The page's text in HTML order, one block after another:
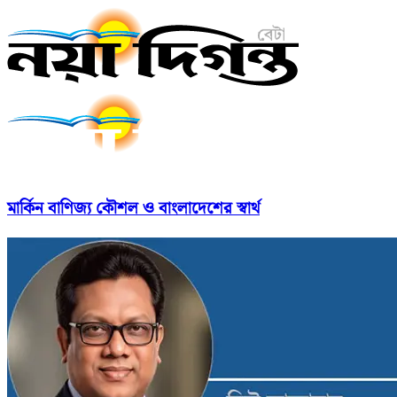
মার্কিন বাণিজ্য কৌশল ও বাংলাদেশের স্বার্থ